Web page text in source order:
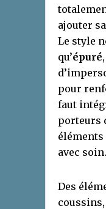
ajouter
Le style
qu’épuré
pour
faut
porteurs
avec soin.
Des